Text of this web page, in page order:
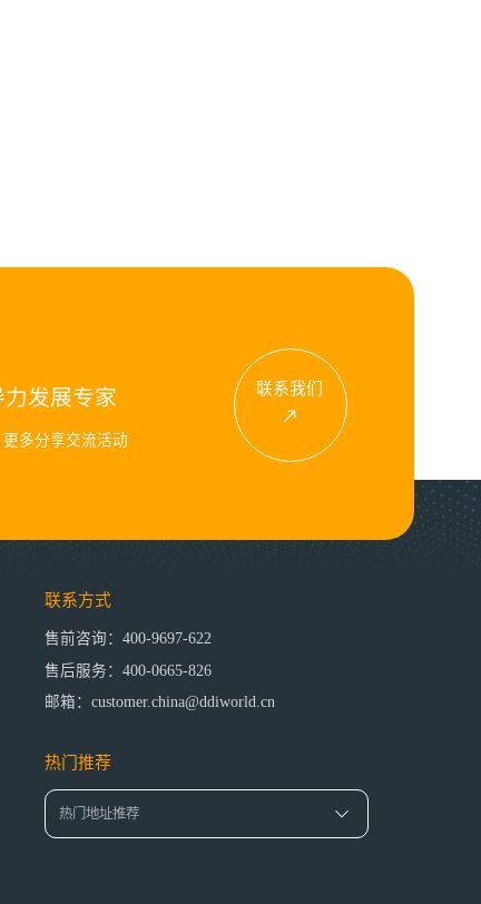
发展专家
多分享交流活动
联系我们
联系方式
售前咨询：400-9697-622
售后服务：400-0665-826
邮箱：customer.china@ddiworld.cn
热门推荐